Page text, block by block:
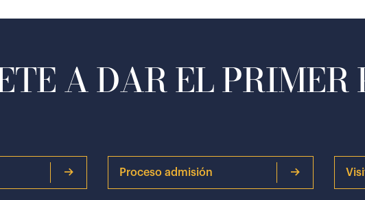
A DAR EL PRIMER
Proceso admisión